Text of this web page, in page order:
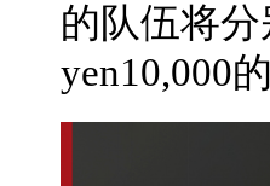
的队伍将分
yen10,000